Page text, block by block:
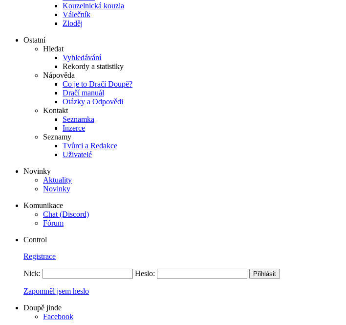
Kouzelnická kouzla
Válečník
Zloděj
Ostatní
Hledat
Vyhledávání
Rekordy a statistiky
Nápověda
Co je to Dračí Doupě?
Dračí manuál
Otázky a Odpovědi
Kontakt
Seznamka
Inzerce
Seznamy
Tvůrci a Redakce
Uživatelé
Novinky
Aktuality
Novinky
Komunikace
Chat (Discord)
Fórum
Control
Registrace
Nick: Heslo:
Zapomněl jsem heslo
Doupě jinde
Facebook